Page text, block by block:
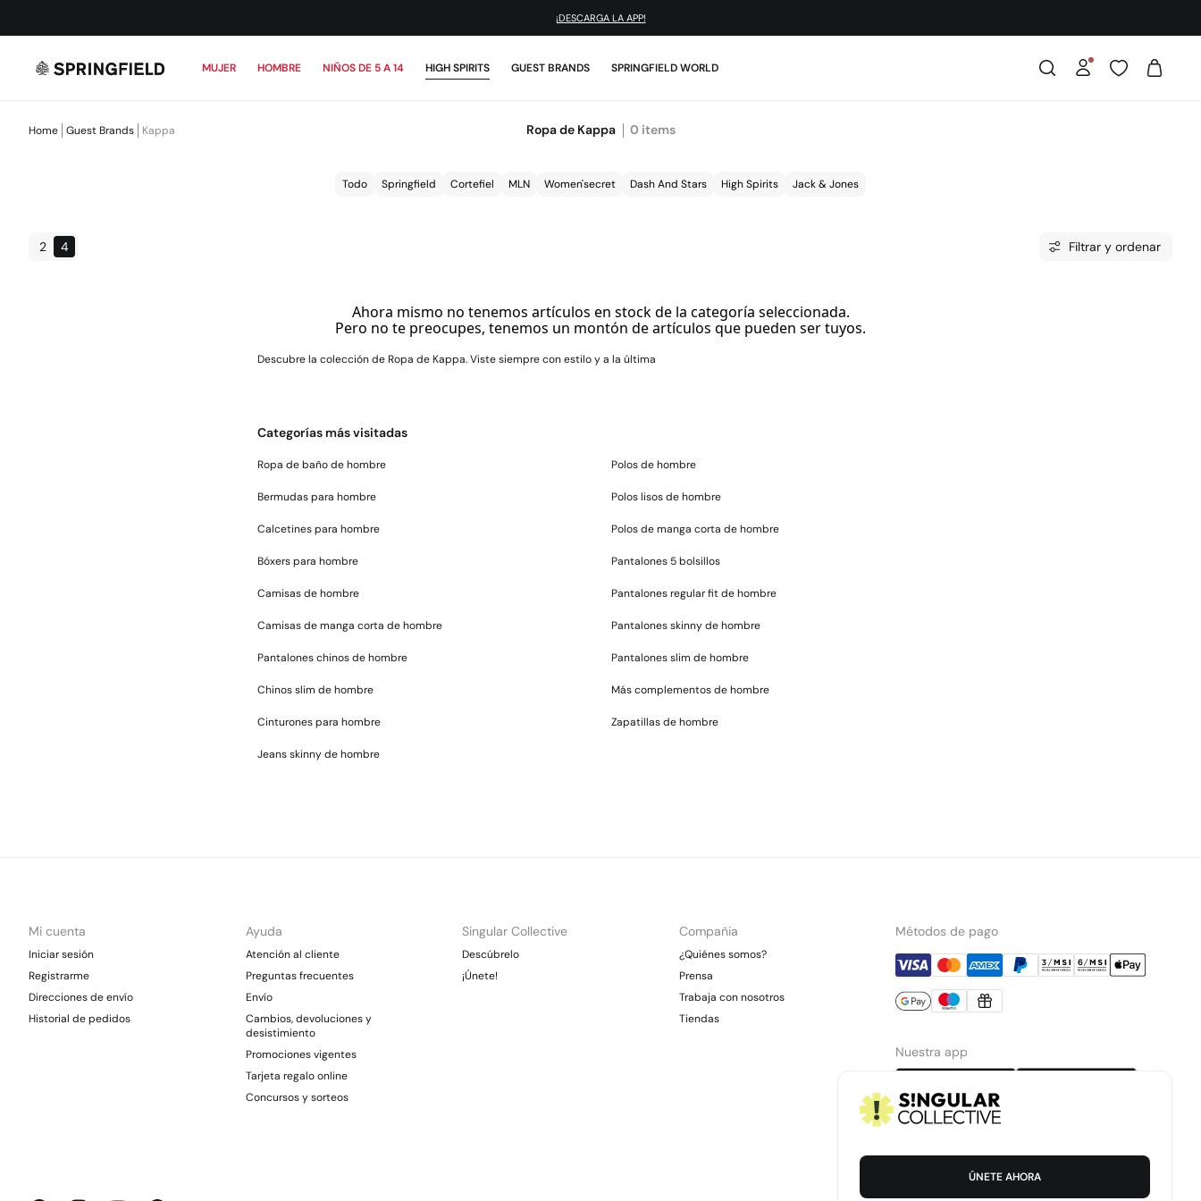
¡DESCARGA LA APP!
MUJER HOMBRE NIÑOS DE 5 A 14 HIGH SPIRITS GUEST BRANDS SPRINGFIELD WORLD
Home Guest Brands Kappa Ropa de Kappa 0 items
Todo Springfield Cortefiel MLN Women'secret Dash And Stars High Spirits Jack & Jones
2 4 Filtrar y ordenar
Ahora mismo no tenemos artículos en stock de la categoría seleccionada.
Pero no te preocupes, tenemos un montón de artículos que pueden ser tuyos.
Descubre la colección de Ropa de Kappa. Viste siempre con estilo y a la última
Categorías más visitadas
Ropa de baño de hombre
Bermudas para hombre
Calcetines para hombre
Bóxers para hombre
Camisas de hombre
Camisas de manga corta de hombre
Pantalones chinos de hombre
Chinos slim de hombre
Cinturones para hombre
Jeans skinny de hombre
Polos de hombre
Polos lisos de hombre
Polos de manga corta de hombre
Pantalones 5 bolsillos
Pantalones regular fit de hombre
Pantalones skinny de hombre
Pantalones slim de hombre
Más complementos de hombre
Zapatillas de hombre
Mi cuenta
Iniciar sesión
Registrarme
Direcciones de envío
Historial de pedidos
Ayuda
Atención al cliente
Preguntas frecuentes
Envío
Cambios, devoluciones y
desistimiento
Promociones vigentes
Tarjeta regalo online
Concursos y sorteos
Singular Collective
Descúbrelo
¡Únete!
Compañia
¿Quiénes somos?
Prensa
Trabaja con nosotros
Tiendas
Métodos de pago
Nuestra app
ÚNETE AHORA